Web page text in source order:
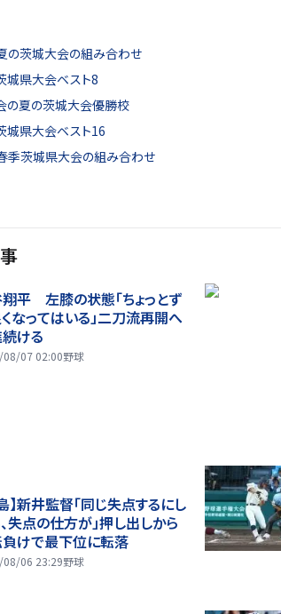
夏の茨城大会の組み合わせ
城県大会ベスト8
の夏の茨城大会優勝校
城県大会ベスト16
春季茨城県大会の組み合わせ
平 左膝の状態「ちょっとず
なってはいる」二刀流再開へ
ける
08/07 02:00野球
】新井監督「同じ失点するにし
失点の仕方が」押し出しから
けで最下位に転落
08/06 23:29野球